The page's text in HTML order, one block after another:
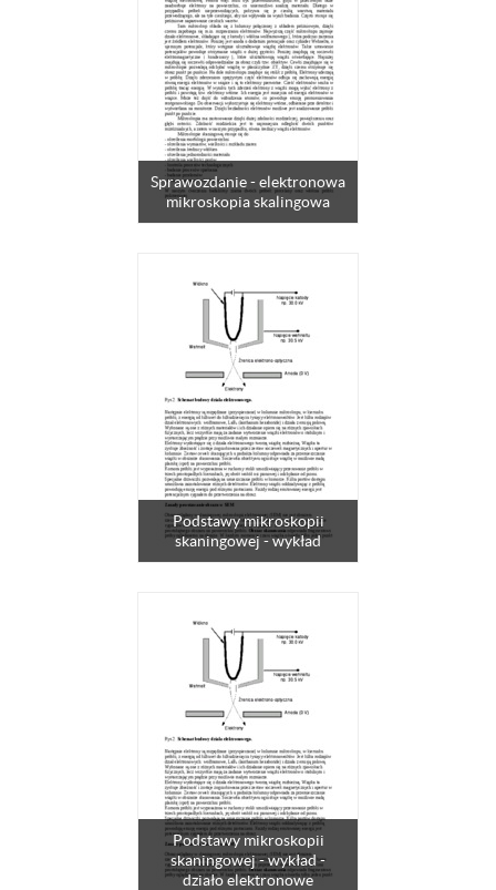
Sprawozdanie - elektronowa
mikroskopia skalingowa
Podstawy mikroskopii
skaningowej - wykład
Podstawy mikroskopii
skaningowej - wykład -
działo elektronowe